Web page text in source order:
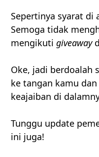
Sepertinya syarat di
Semoga tidak
mengikutigiveaway
Oke, jadi berdoalah
ke tangan kamu
keajaiban di
Tunggu update
ini juga!